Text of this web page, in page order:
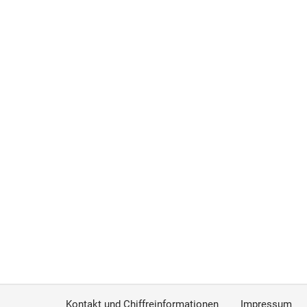
Kontakt und Chiffreinformationen Impressum